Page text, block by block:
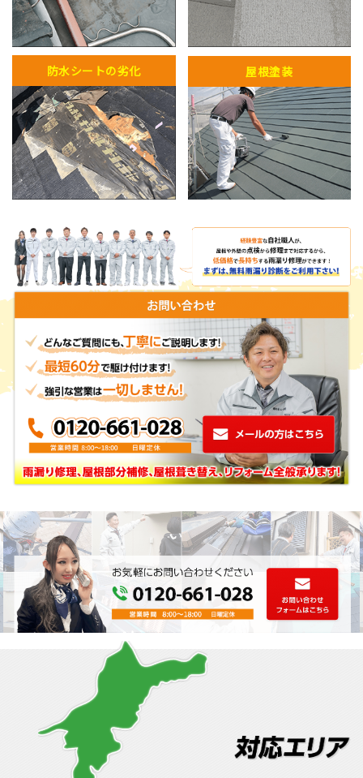
防水シートの劣化 屋根塗装